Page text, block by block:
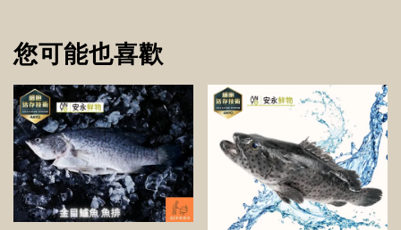
您可能也喜歡